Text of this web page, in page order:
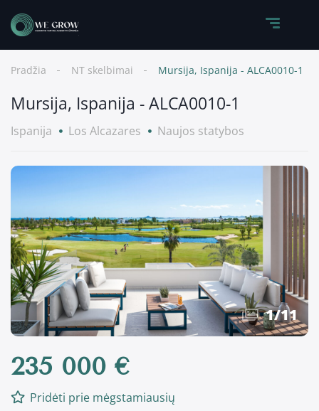
Pradžia NT skelbimai Mursija, Ispanija - ALCA0010-1
Mursija, Ispanija - ALCA0010-1
Ispanija Los Alcazares Naujos statybos
1/11
235 000 €
Pridėti prie mėgstamiausių